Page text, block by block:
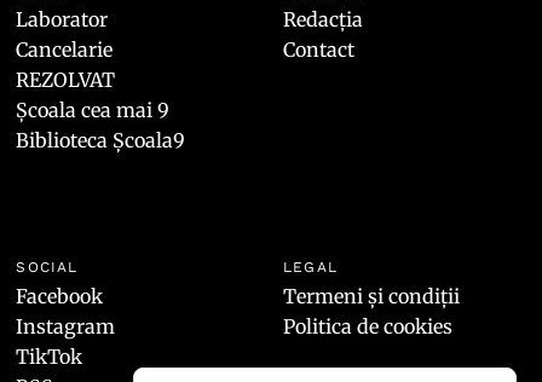
Laborator
Cancelarie
REZOLVAT
Școala cea mai 9
Biblioteca Școala9
Redacția
Contact
SOCIAL
Facebook
Instagram
TikTok
LEGAL
Termeni și condiții
Politica de cookies